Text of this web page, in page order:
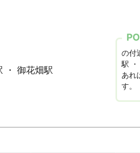
・ 御花畑駅
の付
駅
あれ
す。